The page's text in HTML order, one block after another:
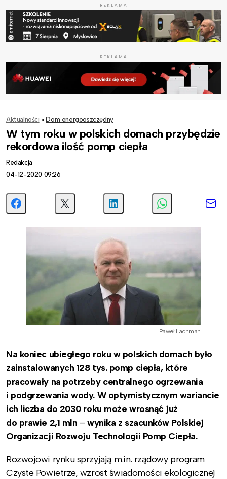
REKLAMA
REKLAMA
Aktualności » Dom energooszczędny
W tym roku w polskich domach przybędzie
rekordowa ilość pomp ciepła
Redakcja
04-12-2020 09:26
Paweł Lachman
Na koniec ubiegłego roku w polskich domach było
zainstalowanych 128 tys. pomp ciepła, które
pracowały na potrzeby centralnego ogrzewania
i podgrzewania wody. W optymistycznym wariancie
ich liczba do 2030 roku może wrosnąć już
do prawie 2,1 mln – wynika z szacunków Polskiej
Organizacji Rozwoju Technologii Pomp Ciepła.
Rozwojowi rynku sprzyjają m.in. rządowy program
Czyste Powietrze, wzrost świadomości ekologicznej